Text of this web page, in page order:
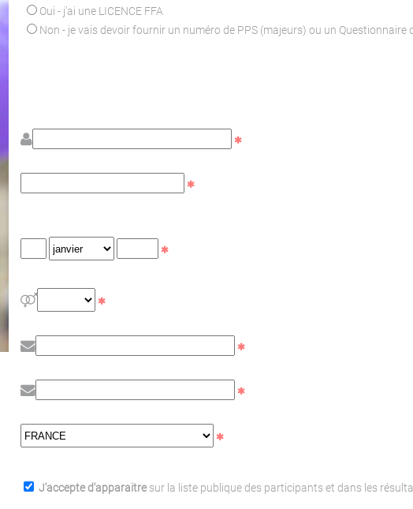
Oui - j'ai une LICENCE FFA
Non - je vais devoir fournir un numéro de PPS (majeurs) ou un Questionnaire
J'accepte d'apparaitresur la liste publique des participants et dans les